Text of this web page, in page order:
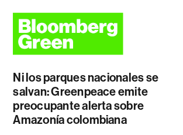
Ni los parques nacionales se
salvan: Greenpeace emite
preocupante alerta sobre
Amazonía colombiana